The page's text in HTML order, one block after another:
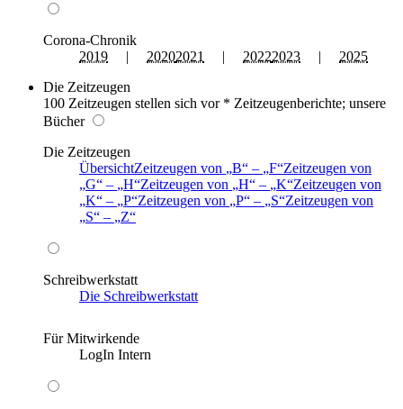
Corona-Chronik
2019 | 20202021 | 20222023 | 2025
Die Zeitzeugen
100 Zeitzeugen stellen sich vor * Zeitzeugenberichte; unsere
Bücher
Die Zeitzeugen
ÜbersichtZeitzeugen von B – F Zeitzeugen von
G
– H Zeitzeugen von H – K Zeitzeugen von
K
– P Zeitzeugen von P – S Zeitzeugen von
S
– Z
Schreibwerkstatt
Die Schreibwerkstatt
Für Mitwirkende
LogIn Intern